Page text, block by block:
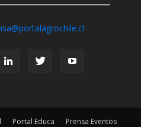
Portal Educa Prensa Eventos